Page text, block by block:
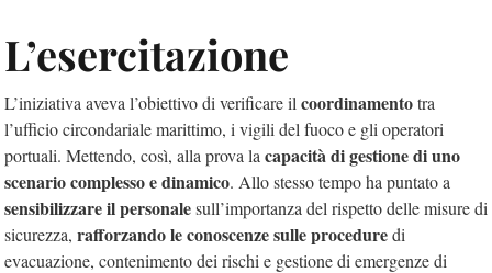
L’esercitazione
L’iniziativa aveva l’obiettivo di verificare il coordinamentotra
l’ufficio circondariale marittimo, i vigili del fuoco e gli operatori
portuali. Mettendo, così, alla prova la capacità di gestione di uno
scenario complesso e dinamico. Allo stesso tempo ha puntato a
sensibilizzare il personalesull’importanza del rispetto delle misure di
sicurezza, rafforzando le conoscenze sulle proceduredi
evacuazione, contenimento dei rischi e gestione di emergenze di